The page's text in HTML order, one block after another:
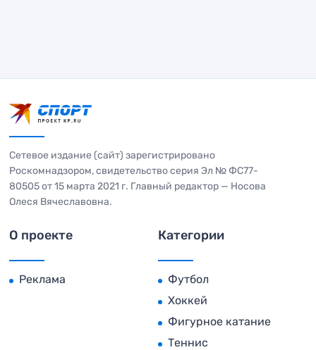
Сетевое издание (сайт) зарегистрировано
Роскомнадзором, свидетельство серия Эл № ФС77-
80505 от 15 марта 2021 г. Главный редактор — Носова
Олеся Вячеславовна.
О проекте
Реклама
Категории
Футбол
Хоккей
Фигурное катание
Теннис